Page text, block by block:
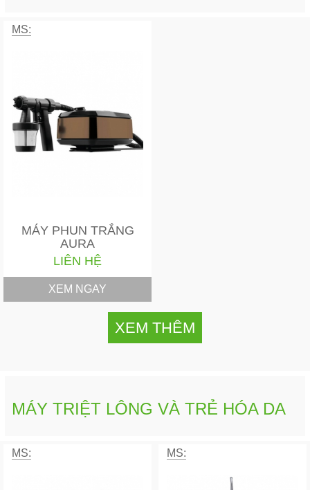
MS:
MÁY PHUN TRẮNG
AURA
LIÊN HỆ
XEM NGAY
XEM THÊM
MÁY TRIỆT LÔNG VÀ TRẺ HÓA DA
MS: MS: